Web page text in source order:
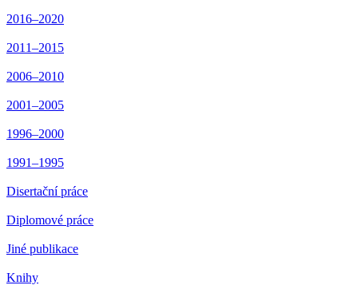
2016–2020
2011–2015
2006–2010
2001–2005
1996–2000
1991–1995
Disertační práce
Diplomové práce
Jiné publikace
Knihy